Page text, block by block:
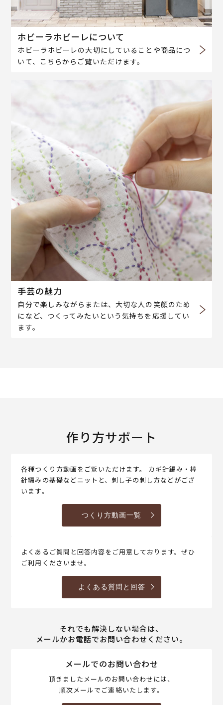
ホビーラホビーレについて
ホビーラホビーレの大切にしていることや商品につ
いて、こちらからご覧いただけます。
手芸の魅力
自分で楽しみながらまたは、大切な人の笑顔のため
になど、つくってみたいという気持ちを応援してい
ます。
作り方サポート
各種つくり方動画をご覧いただけます。 カギ針編み・棒
針編みの基礎などニットと、刺し子の刺し方などがござ
います。
つくり方動画一覧
よくあるご質問と回答内容をご用意しております。ぜひ
ご利用くださいませ。
よくある質問と回答
それでも解決しない場合は、
メールかお電話でお問い合わせください。
メールでのお問い合わせ
頂きましたメールのお問い合わせには、
順次メールでご連絡いたします。